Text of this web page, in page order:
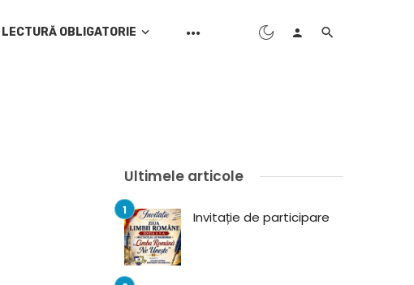
LECTURĂ OBLIGATORIE
Ultimele articole
Invitație de participare